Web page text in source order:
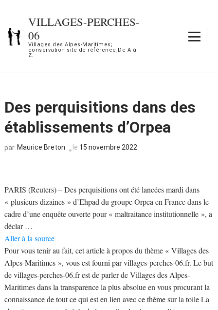
contenu
(Pressez
VILLAGES-PERCHES-
06
Villages des Alpes-Maritimes;
conservation site de référence,De A à
Z.
Des perquisitions dans des
établissements d’Orpea
par Maurice Breton le 15 novembre 2022
PARIS (Reuters) – Des perquisitions ont été lancées mardi dans
« plusieurs dizaines » d’Ehpad du groupe Orpea en France dans le
cadre d’une enquête ouverte pour « maltraitance institutionnelle », a
déclar …
Aller à la source
Pour vous tenir au fait, cet article à propos du thème « Villages des
Alpes-Maritimes », vous est fourni par villages-perches-06.fr. Le but
de villages-perches-06.fr est de parler de Villages des Alpes-
Maritimes dans la transparence la plus absolue en vous procurant la
connaissance de tout ce qui est en lien avec ce thème sur la toile La